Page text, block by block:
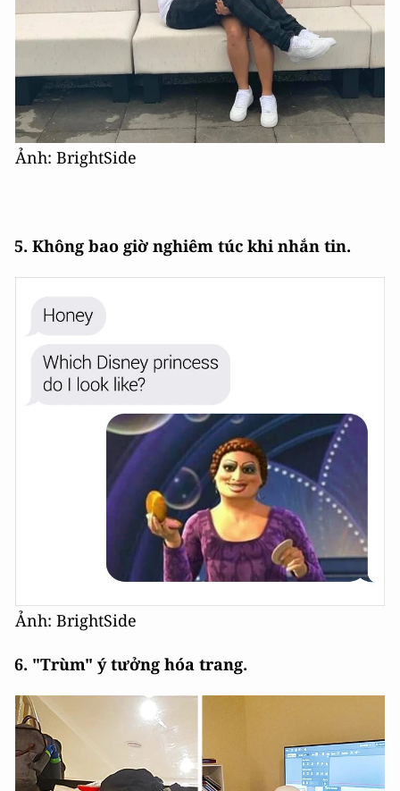
Ảnh: BrightSide
5. Không bao giờ nghiêm túc khi nhắn tin.
Ảnh: BrightSide
6. "Trùm" ý tưởng hóa trang.